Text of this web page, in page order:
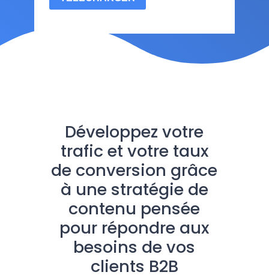
Développez votre
trafic et votre taux
de conversion grâce
à une stratégie de
contenu pensée
pour répondre aux
besoins de vos
clients B2B